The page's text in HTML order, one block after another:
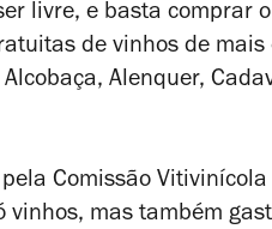
livre, e basta comprar
de vinhos de
Alenquer,
Comissão
vinhos, mas também